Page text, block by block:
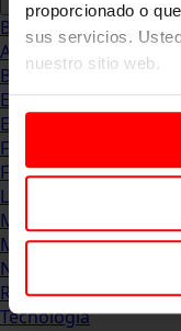
proporcionado o
sus servicios.
nuestro sitio web.
Blog
Abogacia
Business
Empleo &
Empresas
Finanzas
Formación & Estudios
Luxury
Management
Marketing &
Negocios
Recursos Humanos
Tecnología